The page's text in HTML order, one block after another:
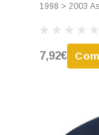
1998 > 2003
7,92€